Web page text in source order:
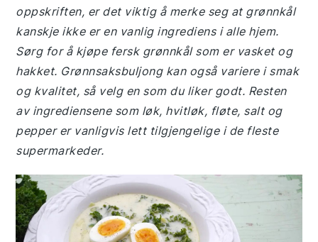
oppskriften, er det viktig å merke seg at grønnkål
kanskje ikke er en vanlig ingrediens i alle hjem.
Sørg for å kjøpe fersk grønnkål som er vasket og
hakket. Grønnsaksbuljong kan også variere i smak
og kvalitet, så velg en som du liker godt. Resten
av ingrediensene som løk, hvitløk, fløte, salt og
pepper er vanligvis lett tilgjengelige i de fleste
supermarkeder.